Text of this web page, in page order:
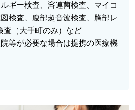
ギー検査、溶連菌検査、マイコ
検査、腹部超音波検査、胸部レ
査（大手町のみ）など
等が必要な場合は提携の医療機